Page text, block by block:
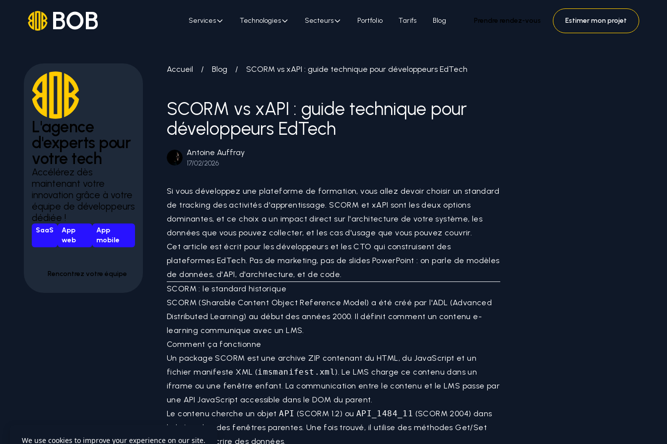
BOB Services Technologies Secteurs Portfolio Tarifs Blog Prendre rendez-vous Estimer mon projet
L'agence
d'experts pour
votre tech
Accélérez dès
maintenant votre
innovation grâce à votre
équipe de développeurs
dédiée !
SaaS
App
web
App
mobile
Rencontrez votre équipe
Accueil / Blog / SCORM vs xAPI : guide technique pour développeurs EdTech
SCORM vs xAPI : guide technique pour
développeurs EdTech
Antoine Auffray
17/02/2026
Si vous développez une plateforme de formation, vous allez devoir choisir un standard
de tracking des activités d'apprentissage. SCORM et xAPI sont les deux options
dominantes, et ce choix a un impact direct sur l'architecture de votre système, les
données que vous pouvez collecter, et les cas d'usage que vous pouvez couvrir.
Cet article est écrit pour les développeurs et les CTO qui construisent des
plateformes EdTech. Pas de marketing, pas de slides PowerPoint : on parle de modèles
de données, d'API, d'architecture, et de code.
SCORM : le standard historique
SCORM (Sharable Content Object Reference Model) a été créé par l'ADL (Advanced
Distributed Learning) au début des années 2000. Il définit comment un contenu e-
learning communique avec un LMS.
Comment ça fonctionne
Un package SCORM est une archive ZIP contenant du HTML, du JavaScript et un
fichier manifeste XML (imsmanifest.xml). Le LMS charge ce contenu dans un
iframe ou une fenêtre enfant. La communication entre le contenu et le LMS passe par
une API JavaScript accessible dans le DOM du parent.
Le contenu cherche un objetAPI (SCORM 1.2) ou API_1484_11 (SCORM 2004) dans
la hiérarchie des fenêtres parentes. Une fois trouvé, il utilise des méthodes Get/Set
pour lire et écrire des données.